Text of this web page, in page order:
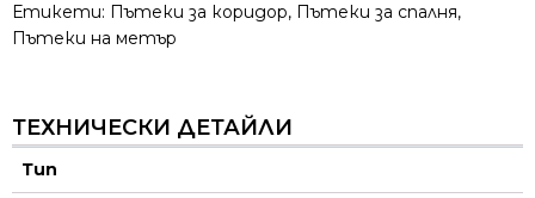
Етикети: Пътеки за коридор, Пътеки за спалня,
Пътеки на метър
ТЕХНИЧЕСКИ ДЕТАЙЛИ
Тип